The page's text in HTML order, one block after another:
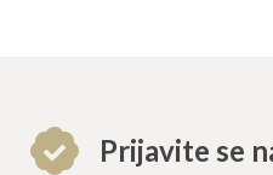
Prijavite se